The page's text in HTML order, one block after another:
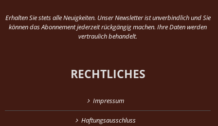
Erhalten Sie stets alle Neuigkeiten. Unser Newsletter ist unverbindlich und Sie
können das Abonnement jederzeit rückgängig machen. Ihre Daten werden
vertraulich behandelt.
RECHTLICHES
Impressum
Haftungsausschluss